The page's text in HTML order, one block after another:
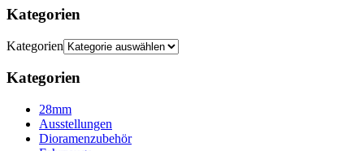
Kategorien
Kategorien
Kategorien
28mm
Ausstellungen
Dioramenzubehör